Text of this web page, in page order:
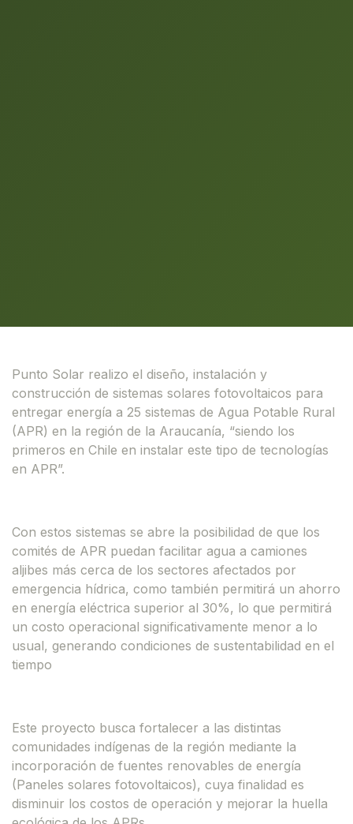
Punto Solar realizo el diseño, instalación y
construcción de sistemas solares fotovoltaicos para
entregar energía a 25 sistemas de Agua Potable Rural
(APR) en la región de la Araucanía, “siendo los
primeros en Chile en instalar este tipo de tecnologías
en APR”.
Con estos sistemas se abre la posibilidad de que los
comités de APR puedan facilitar agua a camiones
aljibes más cerca de los sectores afectados por
emergencia hídrica, como también permitirá un ahorro
en energía eléctrica superior al 30%, lo que permitirá
un costo operacional significativamente menor a lo
usual, generando condiciones de sustentabilidad en el
tiempo
Este proyecto busca fortalecer a las distintas
comunidades indígenas de la región mediante la
incorporación de fuentes renovables de energía
(Paneles solares fotovoltaicos), cuya finalidad es
disminuir los costos de operación y mejorar la huella